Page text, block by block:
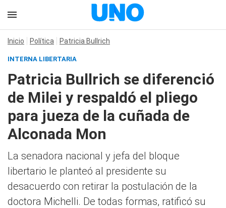
Inicio Política Patricia Bullrich
INTERNA LIBERTARIA
Patricia Bullrich se diferenció
de Milei y respaldó el pliego
para jueza de la cuñada de
Alconada Mon
La senadora nacional y jefa del bloque
libertario le planteó al presidente su
desacuerdo con retirar la postulación de la
doctora Michelli. De todas formas, ratificó su